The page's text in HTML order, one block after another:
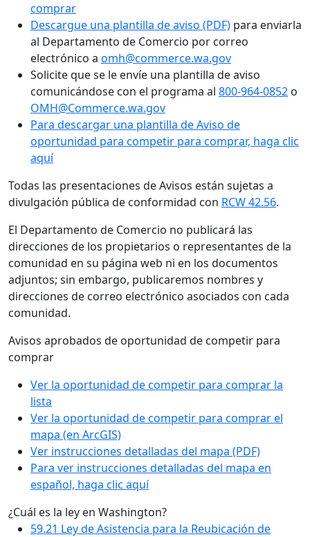
comprar
Descargue una plantilla de aviso (PDF) para enviarla
al Departamento de Comercio por correo
electrónico a omh@commerce.wa.gov
Solicite que se le envíe una plantilla de aviso
comunicándose con el programa al 800-964-0852 o
OMH@Commerce.wa.gov
Para descargar una plantilla de Aviso de
oportunidad para competir para comprar, haga clic
aquí
Todas las presentaciones de Avisos están sujetas a
divulgación pública de conformidad con RCW 42.56.
El Departamento de Comercio no publicará las
direcciones de los propietarios o representantes de la
comunidad en su página web ni en los documentos
adjuntos; sin embargo, publicaremos nombres y
direcciones de correo electrónico asociados con cada
comunidad.
Avisos aprobados de oportunidad de competir para
comprar
Ver la oportunidad de competir para comprar la
lista
Ver la oportunidad de competir para comprar el
mapa (en ArcGIS)
Ver instrucciones detalladas del mapa (PDF)
Para ver instrucciones detalladas del mapa en
español, haga clic aquí
¿Cuál es la ley en Washington?
59.21 Ley de Asistencia para la Reubicación de